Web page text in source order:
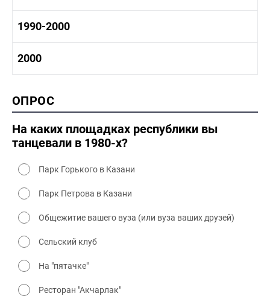
1970-1980 культура
1970 - 1980 быт
1980 -1990 история
1980-1990 культура
1990-2000
1990-2000 культура
2000
2000 промышленность
2000 культура
ОПРОС
На каких площадках республики вы
танцевали в 1980-х?
Парк Горького в Казани
Парк Петрова в Казани
Общежитие вашего вуза (или вуза ваших друзей)
Сельский клуб
На "пятачке"
Ресторан "Акчарлак"